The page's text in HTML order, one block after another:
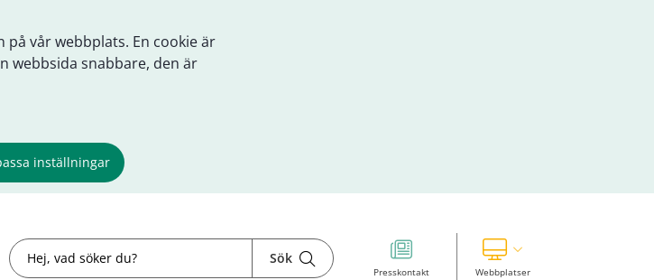
vår webbplats. En cookie är
webbsida snabbare, den är
inställningar
Sök Sök
Presskontakt WebbplatserVisa våra andra webbplatser